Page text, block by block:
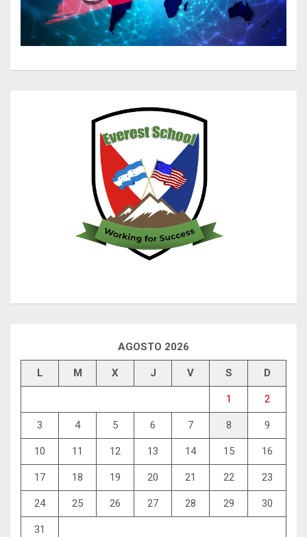
AGOSTO 2026
L M X J V S D
1 2
3 4 5 6 7 8 9
10 11 12 13 14 15 16
17 18 19 20 21 22 23
24 25 26 27 28 29 30
31